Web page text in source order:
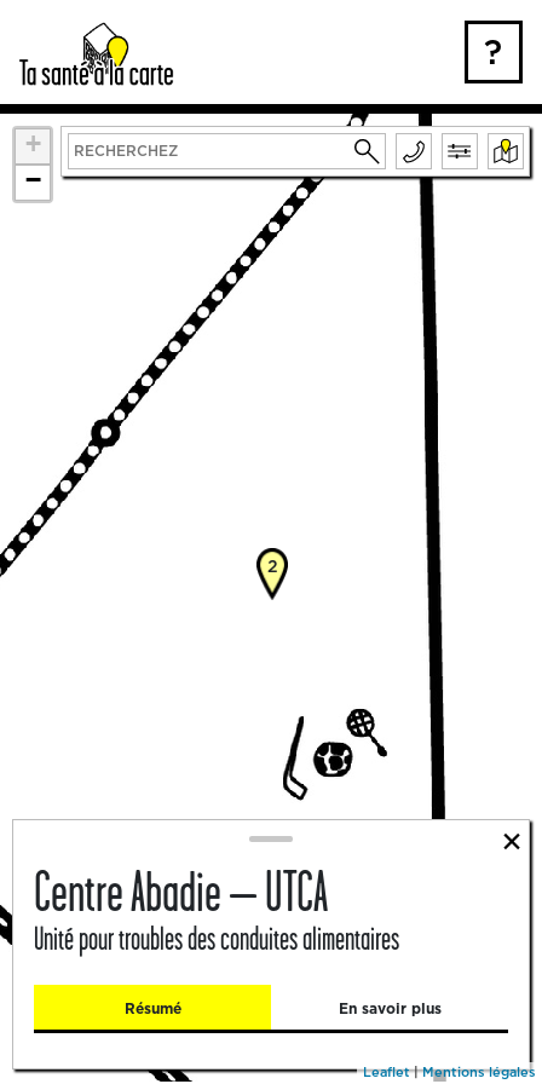
content
?
2
+
−
×
Centre Abadie – UTCA
Unité pour troubles des conduites alimentaires
Résumé En savoir plus
Leaflet|Mentions légales